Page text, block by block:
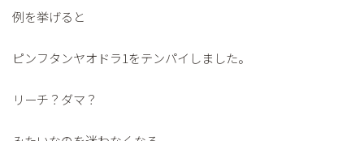
例を挙げると
ピンフタンヤオドラ1をテンパイしました。
リーチ？ダマ？